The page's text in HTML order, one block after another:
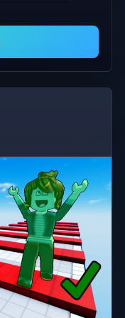
して交流する
して戦う 🏹 広
リーチャーを保
, 動物, PVP, ア